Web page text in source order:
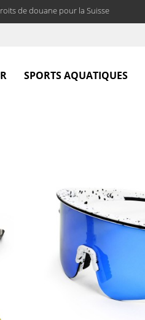
de douane pour la Suisse
SPORTS AQUATIQUES